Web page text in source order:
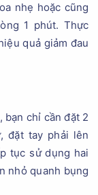
nhẹ hoặc cũng
1 phút. Thực
quả giảm đau
bạn chỉ cần đặt 2
đặt tay phải lên
tục sử dụng hai
nhỏ quanh bụng